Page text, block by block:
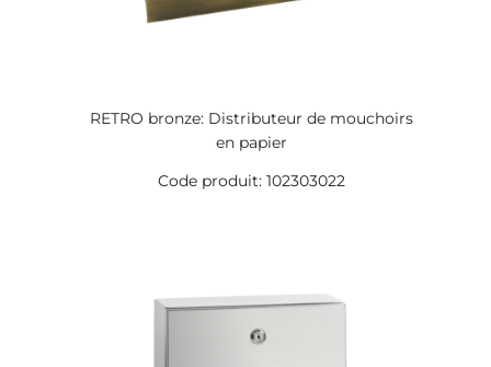
RETRO bronze: Distributeur de mouchoirs
en papier
Code produit: 102303022